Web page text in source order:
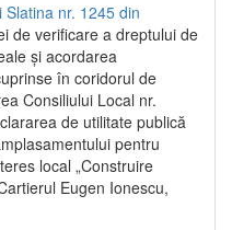
nr. 1245 din
de verificare a dreptului de
și acordarea
în coridorul de
Consiliului Local nr.
de utilitate publică
pentru
local „Construire
Eugen Ionescu,